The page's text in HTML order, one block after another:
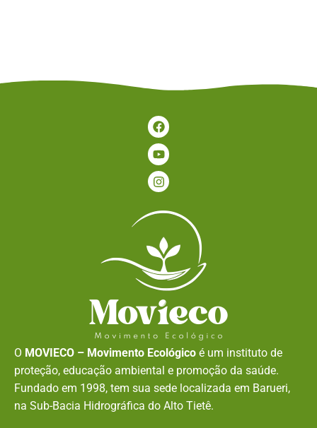
O MOVIECO – Movimento Ecológico é um instituto de
proteção, educação ambiental e promoção da saúde.
Fundado em 1998, tem sua sede localizada em Barueri,
na Sub-Bacia Hidrográfica do Alto Tietê.